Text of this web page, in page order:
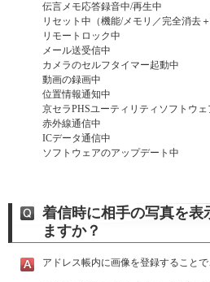
伝言メモ応答録音中/再生中
リセット中（機能/メモリ／完全消去＋
リモートロック中
メール送受信中
カメラのセルフタイマー起動中
動画の録画中
位置情報通知中
京セラPHSユーティリティソフトウェ
赤外線通信中
ICデータ通信中
ソフトウェアのアップデート中
着信時に相手の写真を表
ますか？
アドレス帳内に画像を登録すること